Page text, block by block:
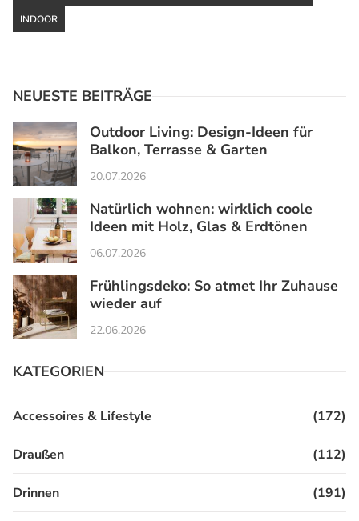
INDOOR
NEUESTE BEITRÄGE
Outdoor Living: Design-Ideen für
Balkon, Terrasse & Garten
20.07.2026
Natürlich wohnen: wirklich coole
Ideen mit Holz, Glas & Erdtönen
06.07.2026
Frühlingsdeko: So atmet Ihr Zuhause
wieder auf
22.06.2026
KATEGORIEN
Accessoires & Lifestyle (172)
Draußen (112)
Drinnen (191)